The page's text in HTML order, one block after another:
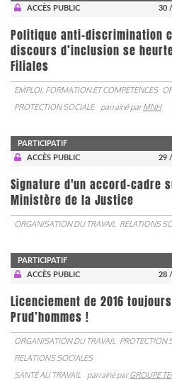
ACCÈS PUBLIC 30
Politique anti-discrimination
discours d’inclusion se
Filiales
EMPLOI, FORMATION ET COMPÉTENCES
PROTECTION SOCIALE
parrainé parMNH
PARTICIPATIF
ACCÈS PUBLIC
29
Signature d'un accord-cadre
Ministère de la Justice
ORGANISATION DU TRAVAIL RELATIONS
PARTICIPATIF
ACCÈS PUBLIC
28
Licenciement de 2016
Prud’hommes !
ORGANISATION DU TRAVAIL PROTECTION
RELATIONS SOCIALES
SANTÉ AU TRAVAIL
parrainé parGROUPE